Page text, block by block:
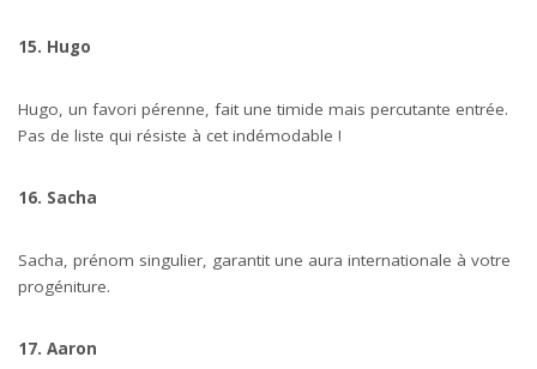
15. Hugo
Hugo, un favori pérenne, fait une timide mais percutante entrée.
Pas de liste qui résiste à cet indémodable !
16. Sacha
Sacha, prénom singulier, garantit une aura internationale à votre
progéniture.
17. Aaron